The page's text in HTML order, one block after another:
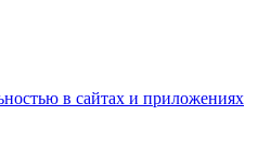
в сайтах и приложениях